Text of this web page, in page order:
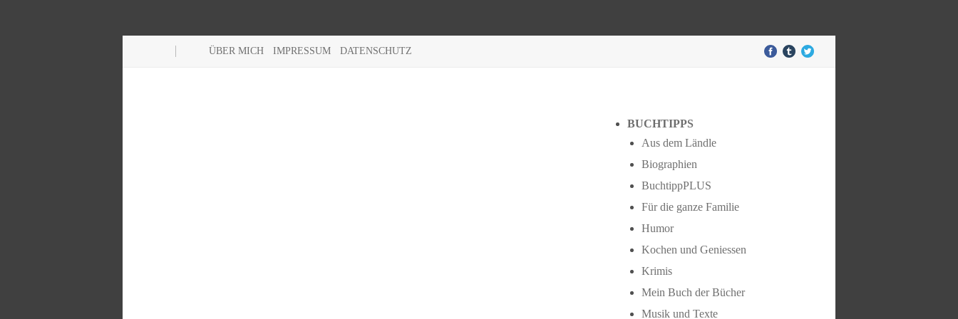
ÜBER MICH IMPRESSUM DATENSCHUTZ
BUCHTIPPS
Aus dem Ländle
Biographien
BuchtippPLUS
Für die ganze Familie
Humor
Kochen und Geniessen
Krimis
Mein Buch der Bücher
Musik und Texte